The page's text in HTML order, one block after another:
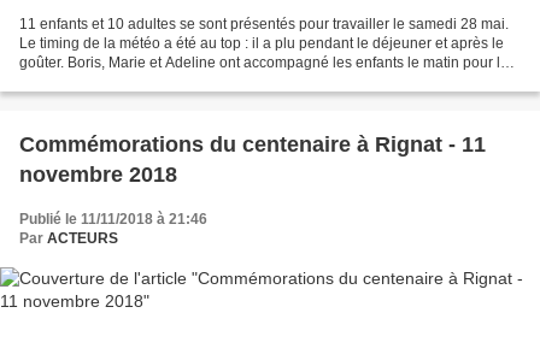
11 enfants et 10 adultes se sont présentés pour travailler le samedi 28 mai.
Le timing de la météo a été au top : il a plu pendant le déjeuner et après le
goûter. Boris, Marie et Adeline ont accompagné les enfants le matin pour le
Commémorations du centenaire à Rignat - 11
novembre 2018
Publié le 11/11/2018 à 21:46
Par ACTEURS